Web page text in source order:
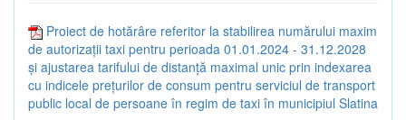
Proiect de hotărâre referitor la stabilirea numărului maxim
de autorizații taxi pentru perioada 01.01.2024 - 31.12.2028
și ajustarea tarifului de distanță maximal unic prin indexarea
cu indicele prețurilor de consum pentru serviciul de transport
public local de persoane în regim de taxi în municipiul Slatina